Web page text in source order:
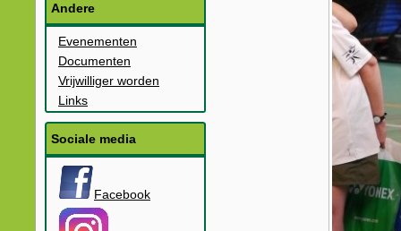
Andere
Evenementen
Documenten
Vrijwilliger worden
Links
Sociale media
Facebook